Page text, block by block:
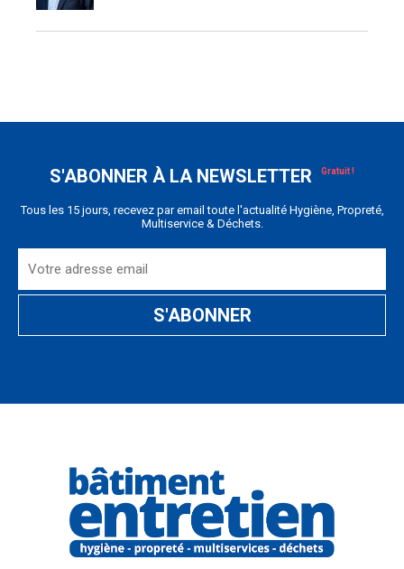
S'ABONNER À LA NEWSLETTER
Tous les 15 jours, recevez par email toute l'actualité Hygiène, Propreté,
Multiservice & Déchets.